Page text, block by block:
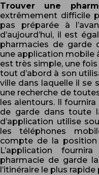
Trouver une
extrêmement difficile
pas préparée à
d’aujourd’hui, il est
pharmacies de garde
une application mobile
est très simple, une
tout d’abord à son
ville dans laquelle il se
une recherche de
les alentours. Il
de garde dans toute
d’application utilise
les téléphones
compte de la
L’application
pharmacie de garde
l’itinéraire le plus